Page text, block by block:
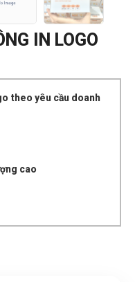
IN LOGO
theo yêu cầu doanh
cao